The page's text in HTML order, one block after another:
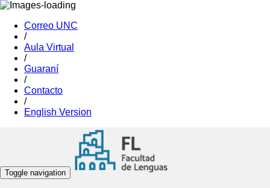
Correo UNC
/
Aula Virtual
/
Guaraní
/
Contacto
/
English Version
Toggle navigation